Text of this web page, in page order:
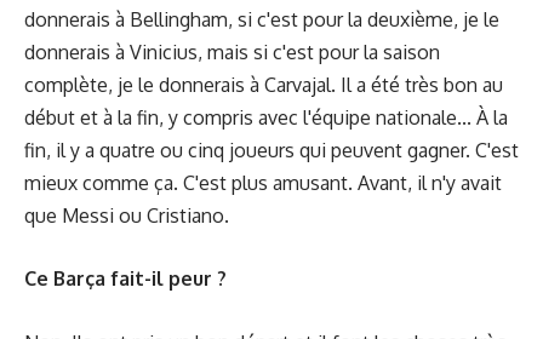
donnerais à Bellingham, si c'est pour la deuxième, je le
donnerais à Vinicius, mais si c'est pour la saison
complète, je le donnerais à Carvajal. Il a été très bon au
début et à la fin, y compris avec l'équipe nationale... À la
fin, il y a quatre ou cinq joueurs qui peuvent gagner. C'est
mieux comme ça. C'est plus amusant. Avant, il n'y avait
que Messi ou Cristiano.
Ce Barça fait-il peur ?